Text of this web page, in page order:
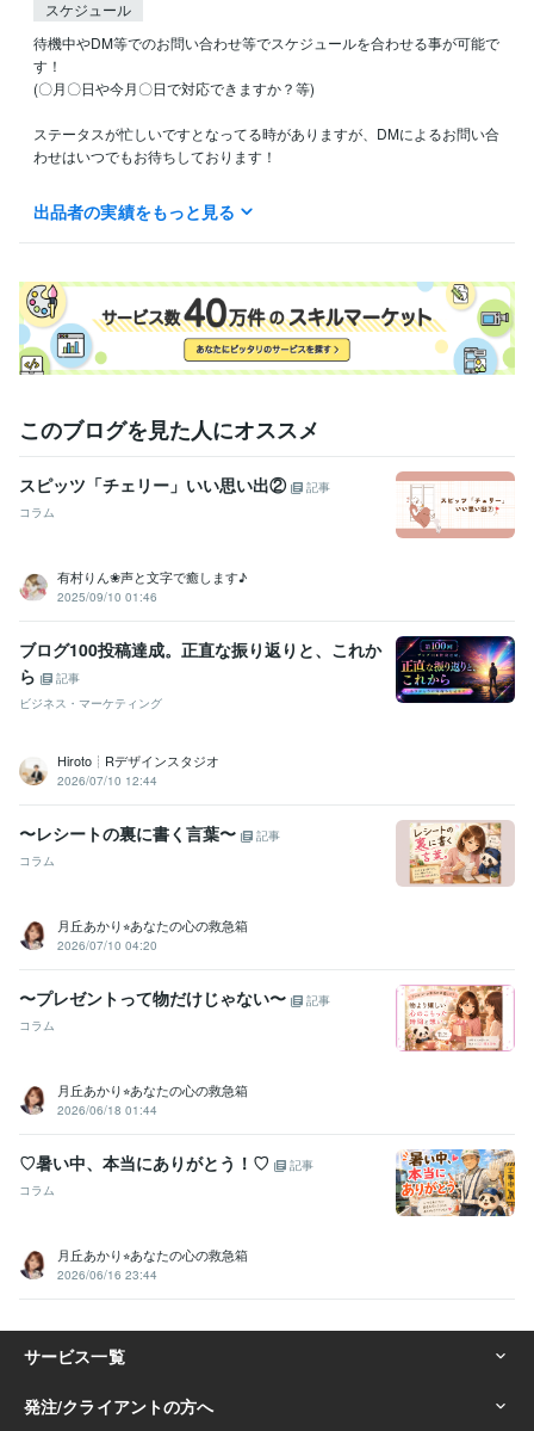
スケジュール
待機中やDM等でのお問い合わせ等でスケジュールを合わせる事が可能で
す！
(〇月〇日や今月〇日で対応できますか？等)
ステータスが忙しいですとなってる時がありますが、DMによるお問い合
わせはいつでもお待ちしております！
デリバリー配達の仕事などで対応が遅れる場合あります。
また、夜に稼働していることもあります。
こちらの利用者様が多ければ、稼働を増やそうと思っております。
基本的には昼16:00までの時間であれば返信が早いかと思われますが、い
つでも気軽にお問合せ下さい♪
収入の関係でこちらを待機しながら配達のお仕事もやってますが、DMが
待機中か何時でも見れるよう気になった方はフォローをお願いします！
経験職種
ライフスタイル・その他 / カウンセラー・コーチ
職歴
配送業 2025年5月 ~ 現在
株式会社ASAP 2024年12月 ~ 2026年2月
資格・検定
メンタル心理カウンセラー
悩み相談・カウンセリング
カウンセラー
出品者の実績をもっと見る
このブログを見た人にオススメ
スピッツ「チェリー」いい思い出②
記事
コラム
有村りん❀声と文字で癒します♪
2025/09/10 01:46
ブログ100投稿達成。正直な振り返りと、これか
ら
記事
ビジネス・マーケティング
Hiroto┊Rデザインスタジオ
2026/07/10 12:44
〜レシートの裏に書く言葉〜
記事
コラム
月丘あかり⭐︎あなたの心の救急箱
2026/07/10 04:20
〜プレゼントって物だけじゃない〜
記事
コラム
月丘あかり⭐︎あなたの心の救急箱
2026/06/18 01:44
♡暑い中、本当にありがとう！♡
記事
コラム
月丘あかり⭐︎あなたの心の救急箱
2026/06/16 23:44